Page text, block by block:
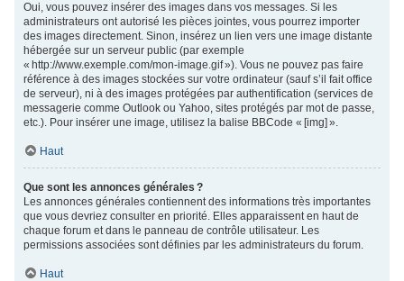
Oui, vous pouvez insérer des images dans vos messages. Si les
administrateurs ont autorisé les pièces jointes, vous pourrez importer
des images directement. Sinon, insérez un lien vers une image distante
hébergée sur un serveur public (par exemple
« http://www.exemple.com/mon-image.gif »). Vous ne pouvez pas faire
référence à des images stockées sur votre ordinateur (sauf s’il fait office
de serveur), ni à des images protégées par authentification (services de
messagerie comme Outlook ou Yahoo, sites protégés par mot de passe,
etc.). Pour insérer une image, utilisez la balise BBCode « [img] ».
Haut
Que sont les annonces générales ?
Les annonces générales contiennent des informations très importantes
que vous devriez consulter en priorité. Elles apparaissent en haut de
chaque forum et dans le panneau de contrôle utilisateur. Les
permissions associées sont définies par les administrateurs du forum.
Haut